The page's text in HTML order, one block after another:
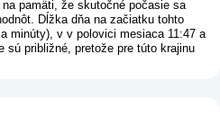
pamäti, že skutočné počasie sa
Dĺžka dňa na začiatku tohto
minúty), v v polovici mesiaca 11:47 a
sú približné, pretože pre túto krajinu